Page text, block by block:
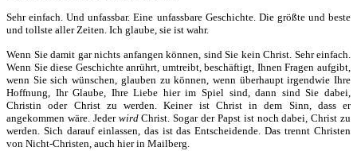
Sehr einfach. Und unfassbar. Eine unfassbare Geschichte. Die größte und beste
und tollste aller Zeiten. Ich glaube, sie ist wahr.
Wenn Sie damit gar nichts anfangen können, sind Sie kein Christ. Sehr einfach.
Wenn Sie diese Geschichte anrührt, umtreibt, beschäftigt, Ihnen Fragen aufgibt,
wenn Sie sich wünschen, glauben zu können, wenn überhaupt irgendwie Ihre
Hoffnung, Ihr Glaube, Ihre Liebe hier im Spiel sind, dann sind Sie dabei,
Christin oder Christ zu werden. Keiner ist Christ in dem Sinn, dass er
angekommen wäre. Jeder wirdChrist. Sogar der Papst ist noch dabei, Christ zu
werden. Sich darauf einlassen, das ist das Entscheidende. Das trennt Christen
von Nicht-Christen, auch hier in Mailberg.